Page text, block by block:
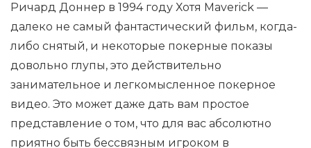
Ричард Доннер в 1994 году Хотя Maverick —
далеко не самый фантастический фильм, когда-
либо снятый, и некоторые покерные показы
довольно глупы, это действительно
занимательное и легкомысленное покерное
видео. Это может даже дать вам простое
представление о том, что для вас абсолютно
приятно быть бессвязным игроком в